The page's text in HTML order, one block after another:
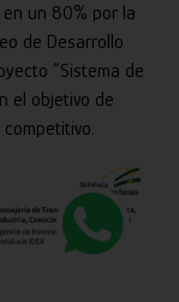
un 80% por la
de Desarrollo
“Sistema de
el objetivo de